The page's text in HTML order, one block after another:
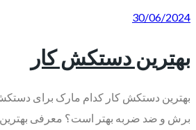
30/06/2024
بهترین دستکش کار
بهترین دستکش کار کدام مارک برای
برش و ضد ضربه بهتر است؟ معرفی بهترین